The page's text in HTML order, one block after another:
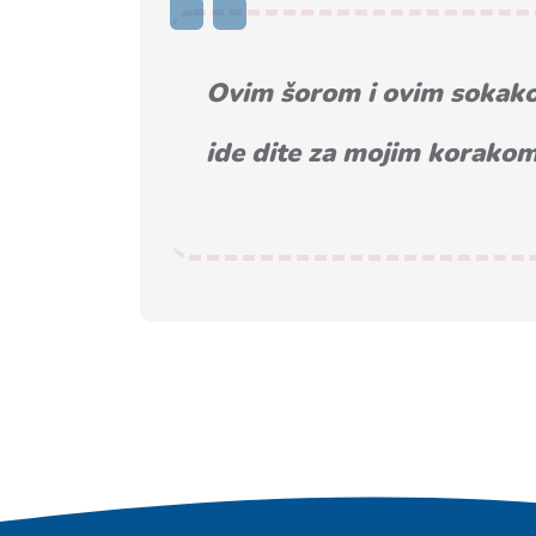
Ovim šorom i ovim
ide dite za mojim